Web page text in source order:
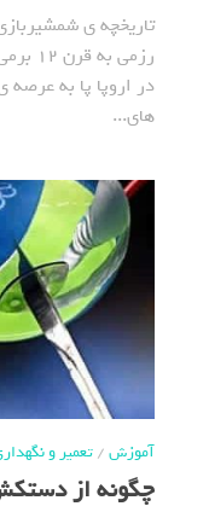
تاریخچه ی
رزمی به
در اروپا پا به عرصه
های...
آموزش/تعمیر و نگهداری
چگونه از